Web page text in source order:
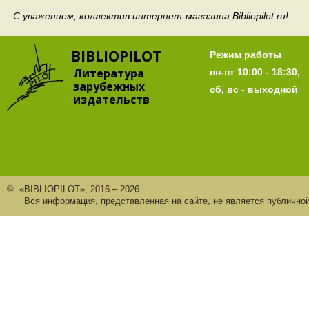
С уважением, коллектив интернет-магазина Bibliopilot.ru!
BIBLIOPILOT
Литература
зарубежных
издательств
Режим работы
пн-пт 10:00 - 18:30,
сб, вс - выходной
© «BIBLIOPILOT», 2016 – 2026
Вся информация, представленная на сайте, не является